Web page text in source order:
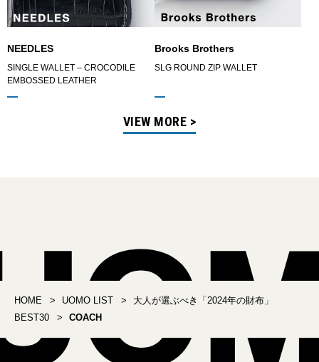
NEEDLES
SINGLE WALLET – CROCODILE
EMBOSSED LEATHER
Brooks Brothers
SLG ROUND ZIP WALLET
VIEW MORE >
HOME UOMO LIST
大人が選ぶべき「2024年の財布」
BEST30
COACH